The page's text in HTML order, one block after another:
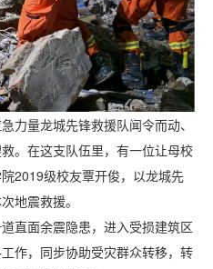
力量龙城先锋救援队闻令而动、
。在这支队伍里，有一位让母校
2019级校友覃开俊，以龙城先
地震救援。
直面余震隐患，进入受损建筑区
作，同步协助受灾群众转移，转